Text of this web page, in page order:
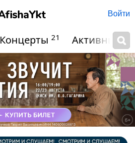
Войти
Концерты 21 Активный